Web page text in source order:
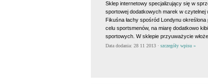
Sklep internetowy specjalizujący się w
sportowej dodatkowych marek w czytelnej
Fikuśna łachy spośród Londynu określona
celu sportsmenów, na miarę dodatkowo
sportowych. W sklepie przyuważycie
Data dodania: 28 11 2013 · szczegóły wpisu »